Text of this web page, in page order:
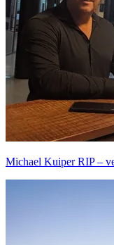
Michael Kuiper RIP –